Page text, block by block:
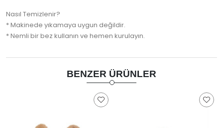
Nasıl Temizlenir?
* Makinede yıkamaya uygun değildir.
* Nemli bir bez kullanın ve hemen kurulayın.
BENZER ÜRÜNLER